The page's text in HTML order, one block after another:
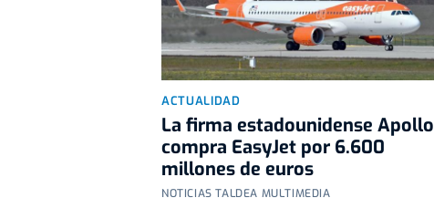
ACTUALIDAD
La firma estadounidense Apollo
compra EasyJet por 6.600
millones de euros
NOTICIAS TALDEA MULTIMEDIA